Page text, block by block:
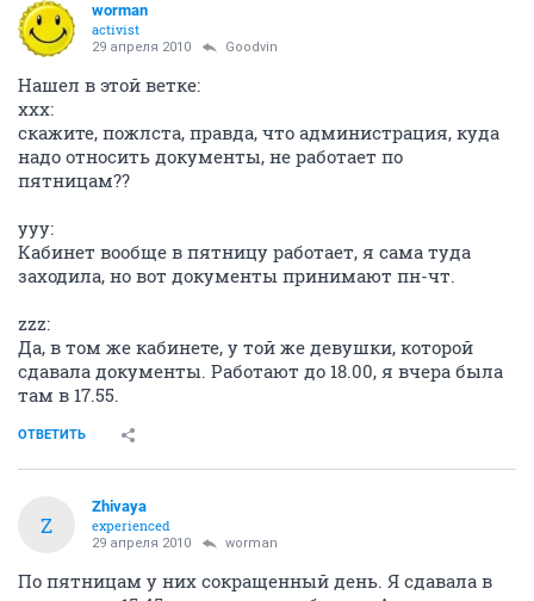
worman
activist
29 апреля 2010 Goodvin
Нашел в этой ветке:
xxx:
скажите, пожлста, правда, что администрация, куда
надо относить документы, не работает по
пятницам??
yyy:
Кабинет вообще в пятницу работает, я сама туда
заходила, но вот документы принимают пн-чт.
zzz:
Да, в том же кабинете, у той же девушки, которой
сдавала документы. Работают до 18.00, я вчера была
там в 17.55.
ОТВЕТИТЬ
Z
Zhivaya
experienced
29 апреля 2010 worman
По пятницам у них сокращенный день. Я сдавала в